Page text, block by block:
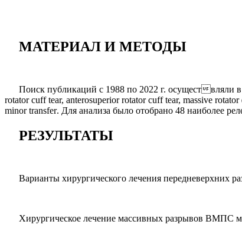
МАТЕРИАЛ И МЕТОДЫ
Поиск публикаций с 1988 по 2022 г. осуществляли
rotator cuff tear, anterosuperior rotator cuff tear, massive
minor transfer. Для анализа было отобрано 48 наиболее
РЕЗУЛЬТАТЫ
Варианты хирургического лечения передневерхних
Хирургическое лечение массивных разрывов ВМПС